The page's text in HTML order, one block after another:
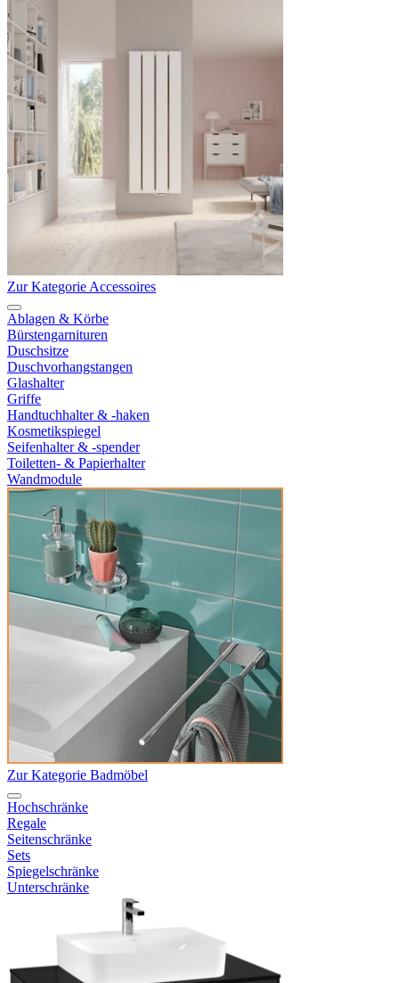
Zur Kategorie Accessoires
Ablagen & Körbe
Bürstengarnituren
Duschsitze
Duschvorhangstangen
Glashalter
Griffe
Handtuchhalter & -haken
Kosmetikspiegel
Seifenhalter & -spender
Toiletten- & Papierhalter
Wandmodule
Zur Kategorie Badmöbel
Hochschränke
Regale
Seitenschränke
Sets
Spiegelschränke
Unterschränke